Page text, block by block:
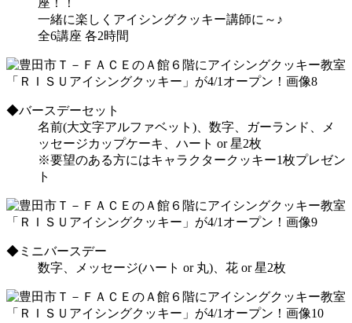
一緒に楽しくアイシングクッキー講師に～♪
全6講座 各2時間
◆バースデーセット
名前(大文字アルファベット)、数字、ガーランド、メ
ッセージカップケーキ、ハート or 星2枚
※要望のある方にはキャラクタークッキー1枚プレゼン
ト
◆ミニバースデー
数字、メッセージ(ハート or 丸)、花 or 星2枚